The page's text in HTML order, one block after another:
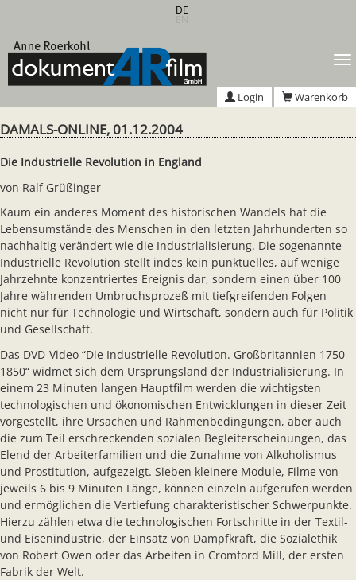
springen
DE
Login Warenkorb
DAMALS-ONLINE, 01.12.2004
Die Industrielle Revolution in England
von Ralf Grüßinger
Kaum ein anderes Moment des historischen Wandels hat die
Lebensumstände des Menschen in den letzten Jahrhunderten so
nachhaltig verändert wie die Industrialisierung. Die sogenannte
Industrielle Revolution stellt indes kein punktuelles, auf wenige
Jahrzehnte konzentriertes Ereignis dar, sondern einen über 100
Jahre währenden Umbruchsprozeß mit tiefgreifenden Folgen
nicht nur für Technologie und Wirtschaft, sondern auch für Politik
und Gesellschaft.
Das DVD-Video “Die Industrielle Revolution. Großbritannien 1750–
1850“ widmet sich dem Ursprungsland der Industrialisierung. In
einem 23 Minuten langen Hauptfilm werden die wichtigsten
technologischen und ökonomischen Entwicklungen in dieser Zeit
vorgestellt, ihre Ursachen und Rahmenbedingungen, aber auch
die zum Teil erschreckenden sozialen Begleiterscheinungen, das
Elend der Arbeiterfamilien und die Zunahme von Alkoholismus
und Prostitution, aufgezeigt. Sieben kleinere Module, Filme von
jeweils 6 bis 9 Minuten Länge, können einzeln aufgerufen werden
und ermöglichen die Vertiefung charakteristischer Schwerpunkte.
Hierzu zählen etwa die technologischen Fortschritte in der Textil-
und Eisenindustrie, der Einsatz von Dampfkraft, die Sozialethik
von Robert Owen oder das Arbeiten in Cromford Mill, der ersten
Fabrik der Welt.